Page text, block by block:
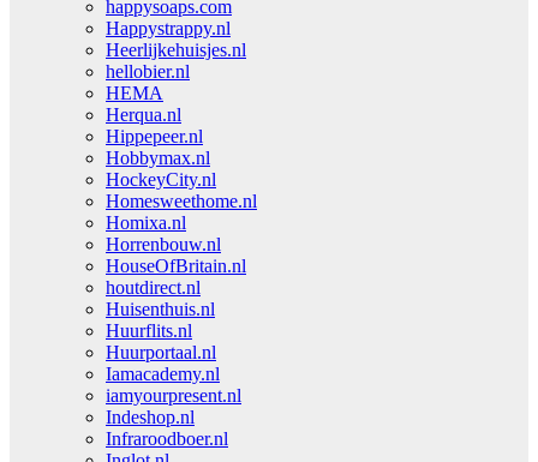
happysoaps.com
Happystrappy.nl
Heerlijkehuisjes.nl
hellobier.nl
HEMA
Herqua.nl
Hippepeer.nl
Hobbymax.nl
HockeyCity.nl
Homesweethome.nl
Homixa.nl
Horrenbouw.nl
HouseOfBritain.nl
houtdirect.nl
Huisenthuis.nl
Huurflits.nl
Huurportaal.nl
Iamacademy.nl
iamyourpresent.nl
Indeshop.nl
Infraroodboer.nl